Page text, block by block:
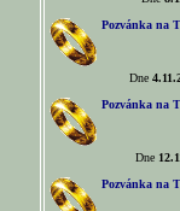
Pozvánka na
Dne
Pozvánka na
Dne
Pozvánka na